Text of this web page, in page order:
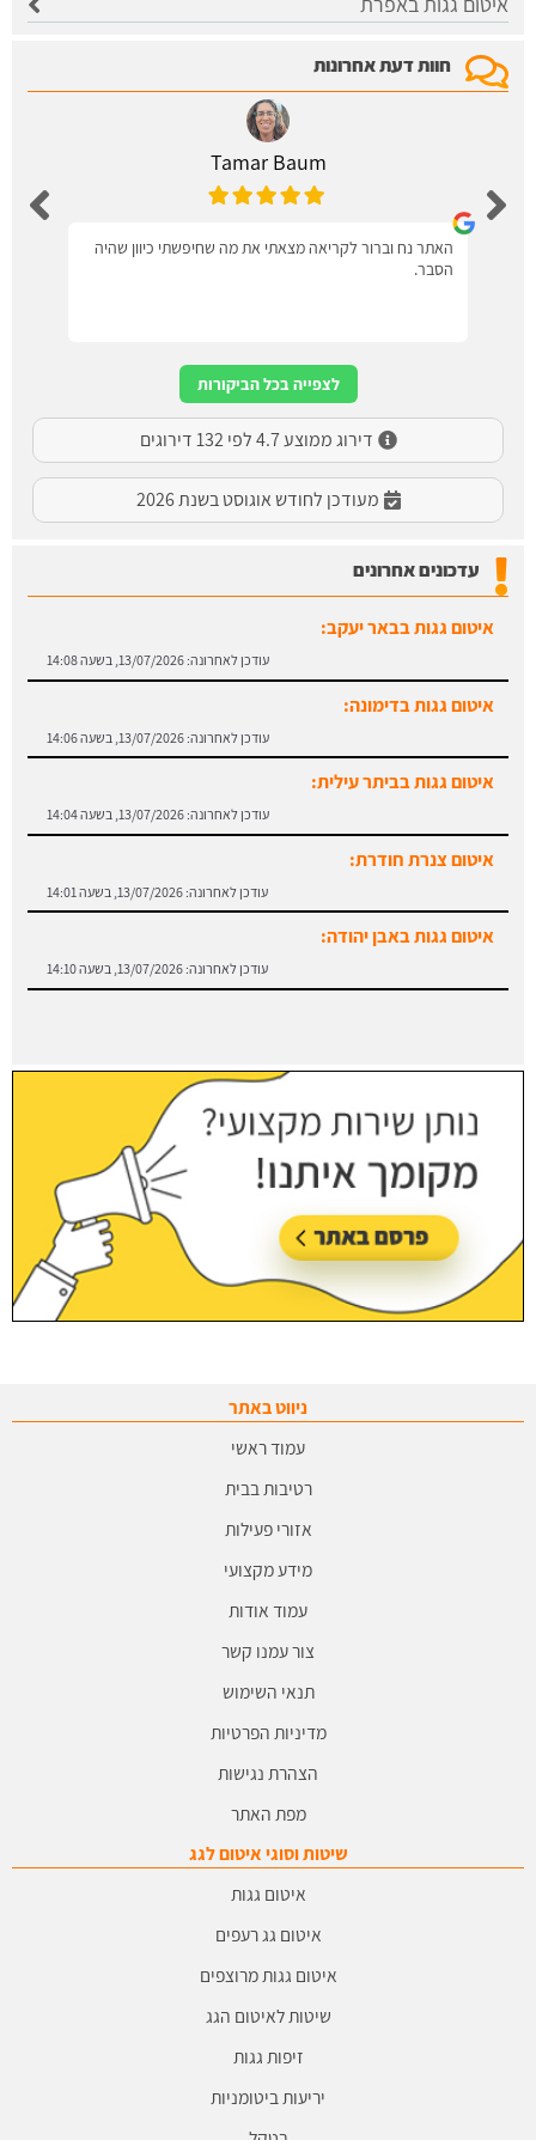
חוות דעת אחרונות
Tamar Baum
האתר נח וברור לקריאה מצאתי את מה שחיפשתי כיוון שהיה
הסבר.
לצפייה בכל הביקורות
דירוג ממוצע 4.7 לפי 132 דירוגים
מעודכן לחודש אוגוסט בשנת 2026
עדכונים אחרונים
איטום גגות בבאר יעקב:
עודכן לאחרונה: 13/07/2026, בשעה 14:08
איטום גגות בדימונה:
עודכן לאחרונה: 13/07/2026, בשעה 14:06
איטום גגות בביתר עילית:
עודכן לאחרונה: 13/07/2026, בשעה 14:04
איטום צנרת חודרת:
עודכן לאחרונה: 13/07/2026, בשעה 14:01
איטום גגות באבן יהודה:
עודכן לאחרונה: 13/07/2026, בשעה 14:10
ניווט באתר
עמוד ראשי
רטיבות בבית
אזורי פעילות
מידע מקצועי
עמוד אודות
צור עמנו קשר
תנאי השימוש
מדיניות הפרטיות
הצהרת נגישות
מפת האתר
שיטות וסוגי איטום לגג
איטום גגות
איטום גג רעפים
איטום גגות מרוצפים
שיטות לאיטום הגג
זיפות גגות
יריעות ביטומניות